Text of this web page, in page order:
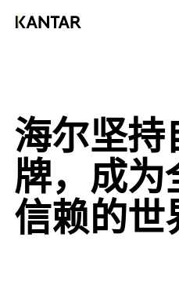
海尔坚持
牌，成为
信赖的世